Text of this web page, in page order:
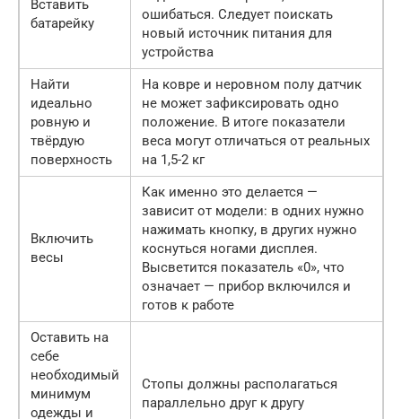
Вставить
батарейку
ошибаться. Следует поискать
новый источник питания для
устройства
Найти
идеально
ровную и
твёрдую
поверхность
На ковре и неровном полу датчик
не может зафиксировать одно
положение. В итоге показатели
веса могут отличаться от реальных
на 1,5-2 кг
Включить
весы
Как именно это делается —
зависит от модели: в одних нужно
нажимать кнопку, в других нужно
коснуться ногами дисплея.
Высветится показатель «0», что
означает — прибор включился и
готов к работе
Оставить на
себе
необходимый
минимум
одежды и
Стопы должны располагаться
параллельно друг к другу